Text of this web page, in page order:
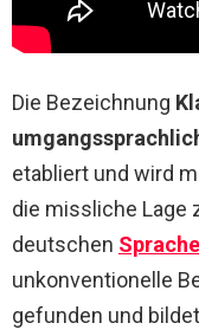
Die Bezeichnung
etabliert und wird
die missliche Lage
deutschen Sprache
unkonventionelle
gefunden und